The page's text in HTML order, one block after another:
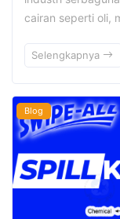
cairan seperti oli,
Selengkapnya
Blog